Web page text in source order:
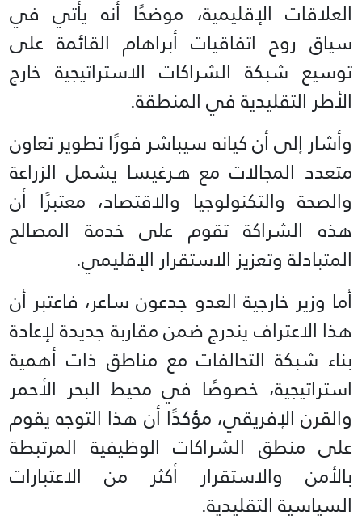
العلاقات الإقليمية، موضحًا أنه يأتي في
سياق روح اتفاقيات أبراهام القائمة على
توسيع شبكة الشراكات الاستراتيجية خارج
الأطر التقليدية في المنطقة.
وأشار إلى أن كيانه سيباشر فورًا تطوير تعاون
متعدد المجالات مع هـرغيسا يشمل الزراعة
والصحة والتكنولوجيا والاقتصاد، معتبرًا أن
هذه الشراكة تقوم على خدمة المصالح
المتبادلة وتعزيز الاستقرار الإقليمي.
أما وزير خارجية العدو جدعون ساعر، فاعتبر أن
هذا الاعتراف يندرج ضمن مقاربة جديدة لإعادة
بناء شبكة التحالفات مع مناطق ذات أهمية
استراتيجية، خصوصًا في محيط البحر الأحمر
والقرن الإفريقي، مؤكدًا أن هذا التوجه يقوم
على منطق الشراكات الوظيفية المرتبطة
بالأمن والاستقرار أكثر من الاعتبارات
السياسية التقليدية.